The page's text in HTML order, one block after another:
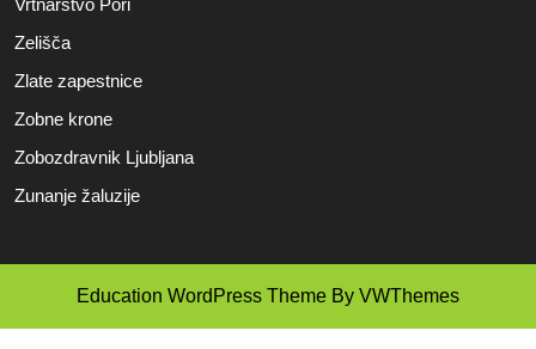
Vrtnarstvo Pori
Zelišča
Zlate zapestnice
Zobne krone
Zobozdravnik Ljubljana
Zunanje žaluzije
Education WordPress Theme By VWThemes